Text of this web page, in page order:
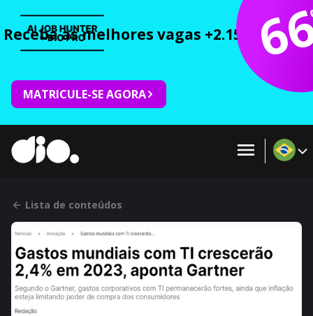
Receba as melhores vagas +2.150 cursos
MATRICULE-SE AGORA
Lista de conteúdos